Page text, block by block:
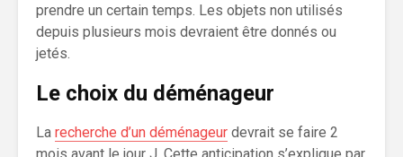
prendre un certain temps. Les objets non utilisés
depuis plusieurs mois devraient être donnés ou
jetés.
Le choix du déménageur
La recherche d’un déménageur devrait se faire 2